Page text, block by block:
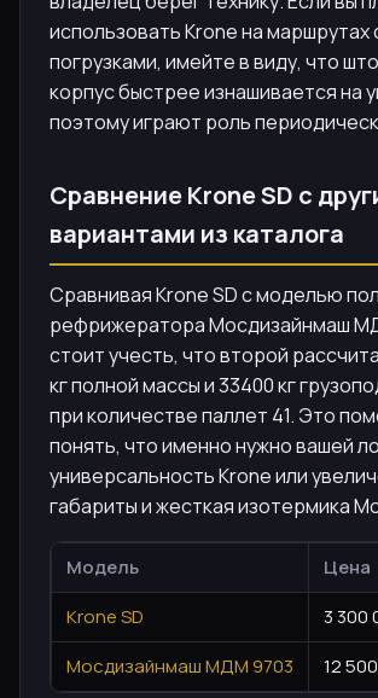
использовать Krone на маршрутах
погрузками, имейте в виду, что
корпус быстрее изнашивается на
поэтому играют роль
Сравнение Krone SD с
вариантами из каталога
Сравнивая Krone SD с моделью
рефрижератора Мосдизайнмаш
стоит учесть, что второй
кг полной массы и 33400 кг
при количестве паллет 41. Это
понять, что именно нужно вашей
универсальность Krone или
габариты и жесткая изотермика
Модель Цена
Krone SD
3 300
Мосдизайнмаш МДМ 9703
12